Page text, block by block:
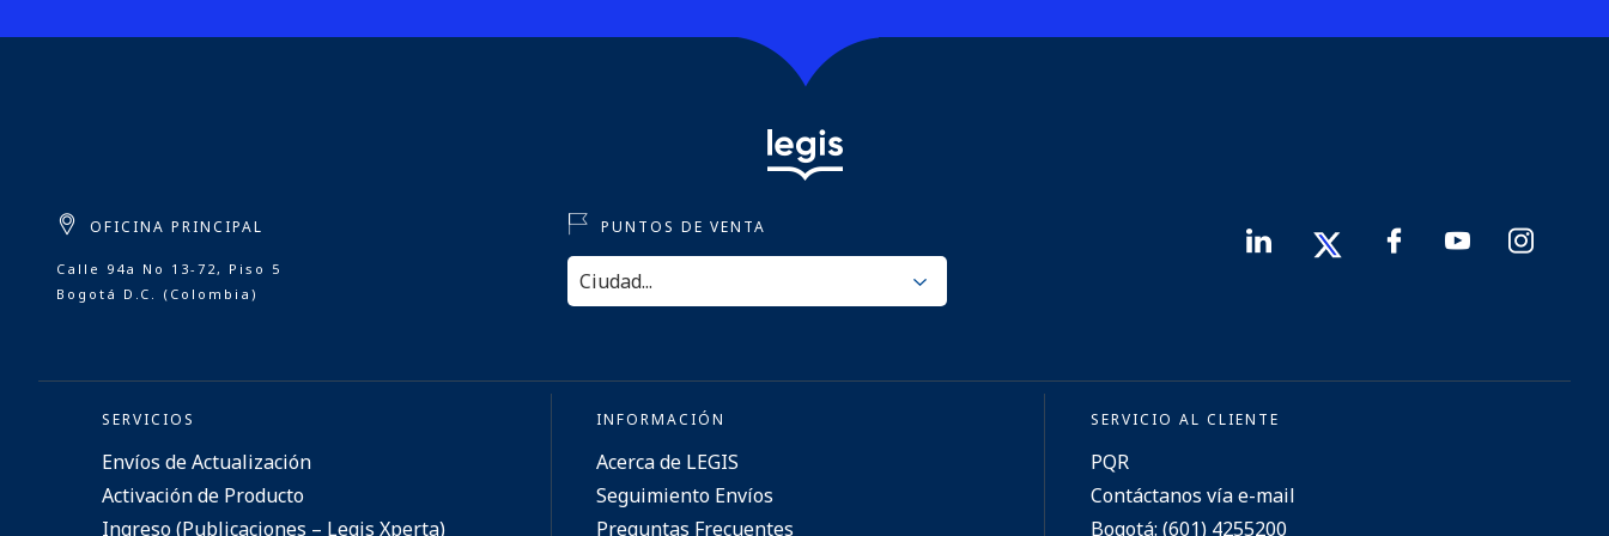
OFICINA PRINCIPAL
Calle 94a No 13-72, Piso 5
Bogotá D.C. (Colombia)
PUNTOS DE VENTA
SERVICIOS
Envíos de Actualización
Activación de Producto
Ingreso (Publicaciones – Legis Xperta)
INFORMACIÓN
Acerca de LEGIS
Seguimiento Envíos
Preguntas Frecuentes
SERVICIO AL CLIENTE
PQR
Contáctanos vía e-mail
Bogotá: (601) 4255200